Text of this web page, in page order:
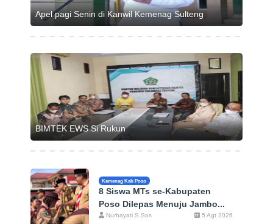
Apel pagi Senin di Kanwil Kemenag Sulteng
BIMTEK EWS Si Rukun
Kemenag Kab Poso
8 Siswa MTs se-Kabupaten
Poso Dilepas Menuju Jambo...
Nurhayati S.Sos 5 Agt 2026